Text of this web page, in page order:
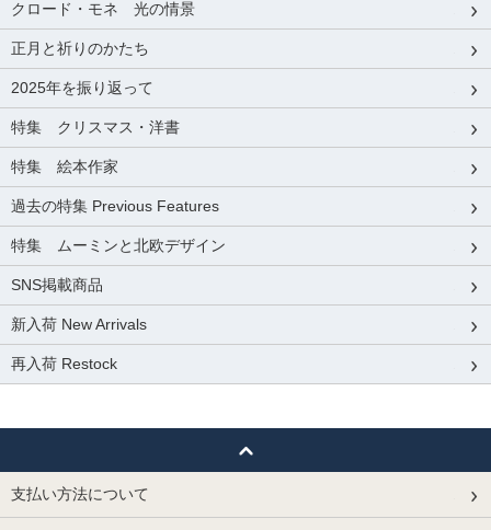
クロード・モネ 光の情景
正月と祈りのかたち
2025年を振り返って
特集 クリスマス・洋書
特集 絵本作家
過去の特集 Previous Features
特集 ムーミンと北欧デザイン
SNS掲載商品
新入荷 New Arrivals
再入荷 Restock
支払い方法について